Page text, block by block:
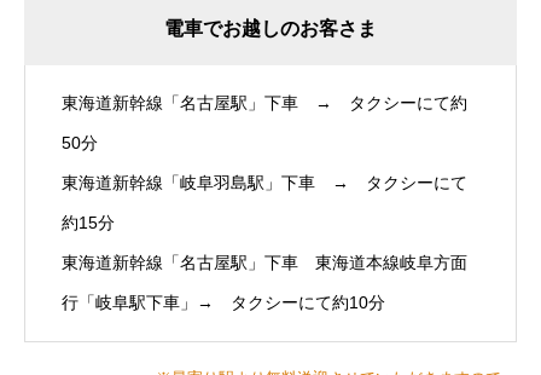
電車でお越しのお客さま
東海道新幹線「名古屋駅」下車 → タクシーにて約
50分
東海道新幹線「岐阜羽島駅」下車 → タクシーにて
約15分
東海道新幹線「名古屋駅」下車 東海道本線岐阜方面
行「岐阜駅下車」→ タクシーにて約10分